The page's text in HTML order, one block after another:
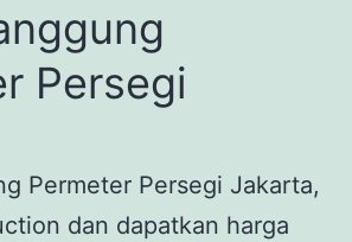
Persegi
Permeter Persegi Jakarta,
dan dapatkan harga